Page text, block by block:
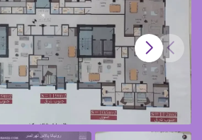
برج
ونوس
هوملند